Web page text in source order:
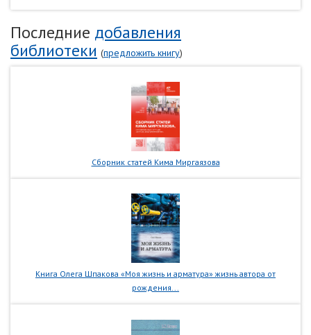
Последние добавления
библиотеки (предложить книгу)
Сборник статей Кима Миргаязова
Книга Олега Шпакова «Моя жизнь и арматура» жизнь автора от
рождения...